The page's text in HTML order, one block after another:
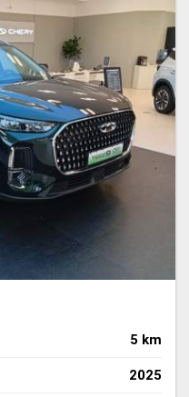
5 km
2025